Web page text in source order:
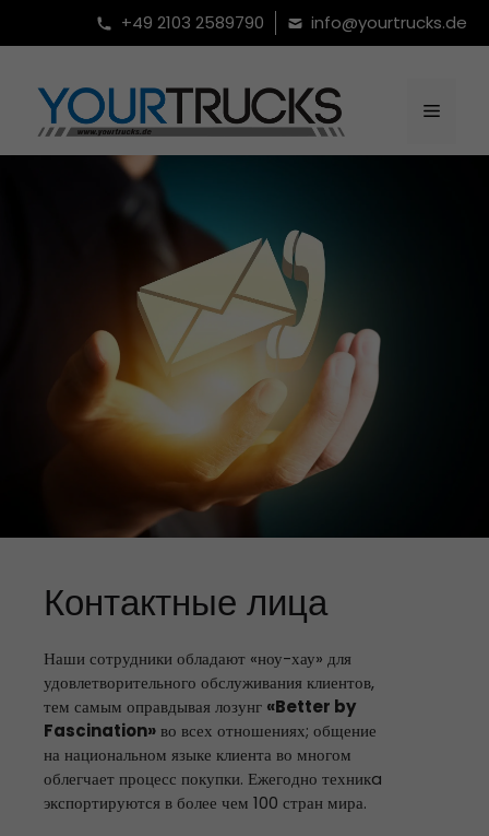
+49 2103 2589790 info@yourtrucks.de
Меню
Контактные лица
Наши сотрудники обладают «ноу-хау» для
удовлетворительного обслуживания клиентов,
тем самым оправдывая лозунг «Better by
Fascination»во всех отношениях; общение
на национальном языке клиента во многом
облегчает процесс покупки. Ежегодно техникa
экспортируются в более чем 100 стран мира.